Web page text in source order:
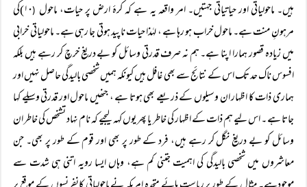
ہیں۔ ماحولیاتی اور حیاتیاتی جہتیں۔ امر واقعہ یہ ہے کہ کرۂ ارض پر حیات، ماحول (
۱۰)کی
مرہونِ منت ہے۔ ماحول خراب ہو رہا ہے ، لہٰذا حیات ناپید ہوتی جا رہی ہے۔ ماحولیاتی خرابی
میں زیادہ قصور ہمارا اپنا ہے۔ ہم نہ صرف قدرتی وسائل کو بے دریغ خرچ کر رہے ہیں بلکہ
افسوس ناک حد تک اس کے نتائج سے بھی غافل ہیں کیونکہ ہمیں شخصی بالیدگی حاصل نہیں اور
ہماری ذات کا اظہار ان وسیلوں کے ذریعے بھی ہوتا ہے ، جنھیں ماحول اور قدرتی وسیلے کہا
جاتا ہے ۔ اس لیے ہم ذات کے اظہار کی خاطر یا پھر یوں کہہ لیجیے کہ نام نہاد تشخص کی خاطر ان
وسائل کو بے دریغ نگل کر رہے ہیں، فرد کے طور پر بھی اور قوم کے طور پر بھی۔ جن
معاشروں میں شخصی بالیدگی کی اہمیت جتنی کم ہے، وہاں ایسا رویہ اتنی ہی شدت سے